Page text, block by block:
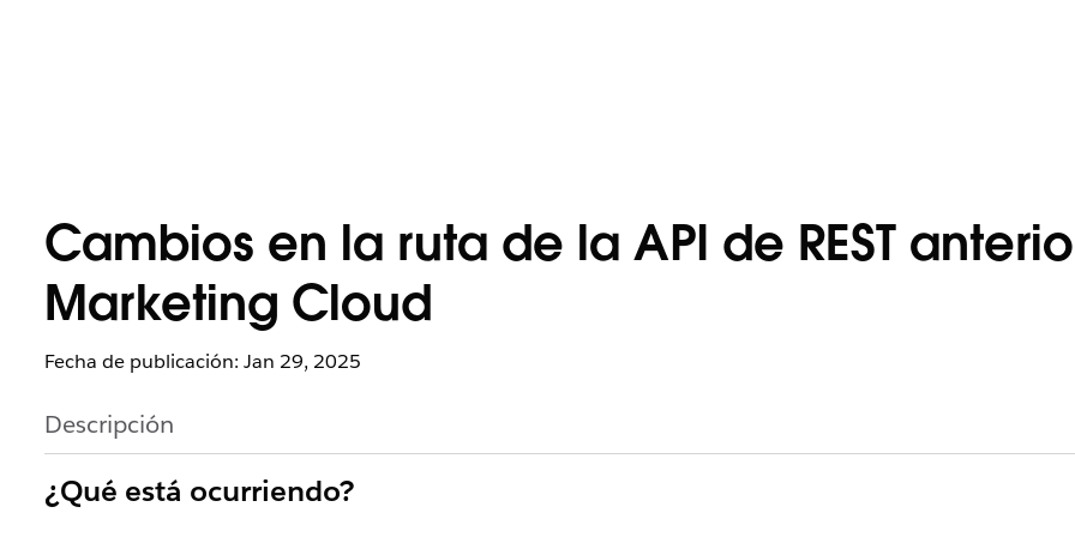
Cambios en la ruta de la API de REST
Marketing Cloud
Fecha de publicación: Jan 29, 2025
Descripción
¿Qué está ocurriendo?